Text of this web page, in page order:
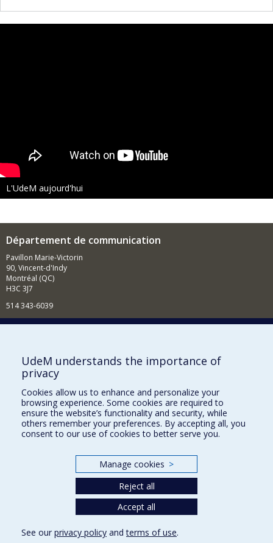
L'UdeM aujourd'hui
Département de communication
Pavillon Marie-Victorin
90, Vincent-d'Indy
Montréal (QC)
H3C 3J7
514 343-6039
Courriel
Facebook
Réseau des diplômés (RDDCom)
Comment soutenir le Département?
BESOIN D'AIDE?
Plan du site
FACULTÉ DES ARTS ET DES SCIENCES
Nos départements et écoles
Nos centres d'études
UdeM understands the importance of
privacy
Cookies allow us to enhance and personalize your
browsing experience. Some cookies are required to
ensure the website’s functionality and security, while
others remember your preferences. By accepting all, you
consent to our use of cookies to better serve you.
Manage cookies >
Reject all
Accept all
See our privacy policy andterms of use.